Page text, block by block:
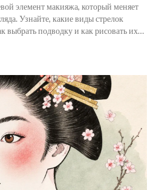
элемент макияжа, который меняет
Узнайте, какие виды стрелок
выбрать подводку и как рисовать их